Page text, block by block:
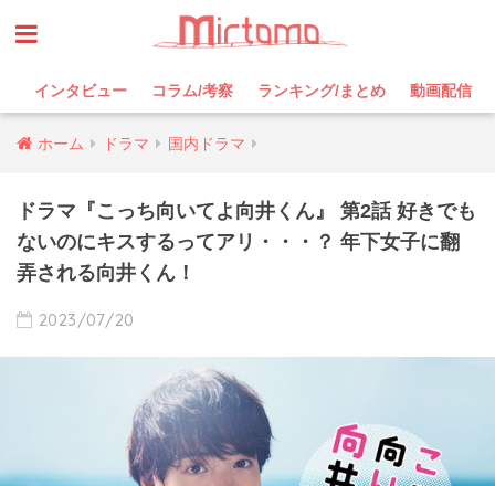
インタビュー コラム/考察 ランキング/まとめ 動画配信
ホーム ドラマ 国内ドラマ
ドラマ『こっち向いてよ向井くん』 第2話 好きでも
ないのにキスするってアリ・・・？ 年下女子に翻
弄される向井くん！
2023/07/20